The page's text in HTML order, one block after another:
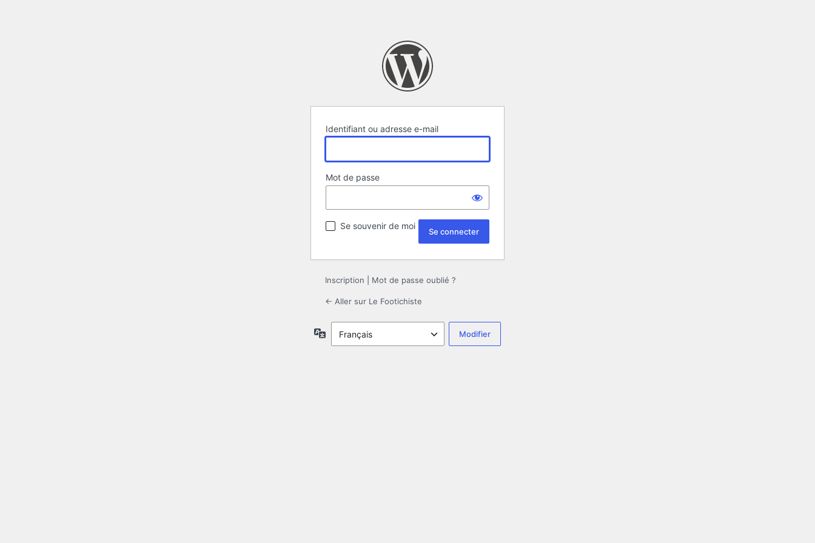
Identifiant ou adresse e-mail
Mot de passe
Se souvenir de moi
Inscription Mot de passe oublié ?
← Aller sur Le Footichiste
Langue